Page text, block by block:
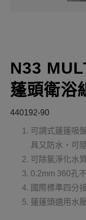
N33
蓬頭衛浴
440192-90
可調式蓮蓬吸
具又防水，可
可除氯淨化水
0.2mm 360孔
國際標準四分
蓮蓬頭適用水